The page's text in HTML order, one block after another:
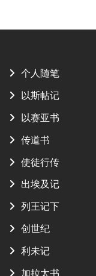
航
个人随笔
以斯帖记
以赛亚书
传道书
使徒行传
出埃及记
列王记下
创世纪
利未记
加拉太书